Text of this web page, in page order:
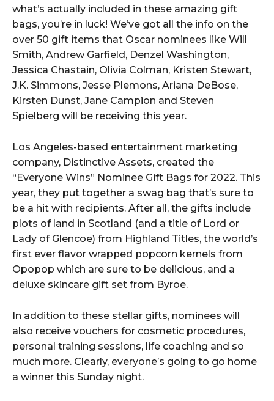
what’s actually included in these amazing gift
bags, you’re in luck! We’ve got all the info on the
over 50 gift items that Oscar nominees like Will
Smith, Andrew Garfield, Denzel Washington,
Jessica Chastain, Olivia Colman, Kristen Stewart,
J.K. Simmons, Jesse Plemons, Ariana DeBose,
Kirsten Dunst, Jane Campion and Steven
Spielberg will be receiving this year.
Los Angeles-based entertainment marketing
company, Distinctive Assets, created the
“Everyone Wins” Nominee Gift Bags for 2022. This
year, they put together a swag bag that’s sure to
be a hit with recipients. After all, the gifts include
plots of land in Scotland (and a title of Lord or
Lady of Glencoe) from Highland Titles, the world’s
first ever flavor wrapped popcorn kernels from
Opopop which are sure to be delicious, and a
deluxe skincare gift set from Byroe.
In addition to these stellar gifts, nominees will
also receive vouchers for cosmetic procedures,
personal training sessions, life coaching and so
much more. Clearly, everyone’s going to go home
a winner this Sunday night.